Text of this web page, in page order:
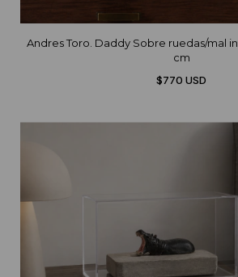
Andres Toro. Daddy Sobre ruedas/mal
cm
$770 USD